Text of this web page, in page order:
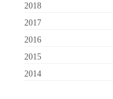
2018
2017
2016
2015
2014